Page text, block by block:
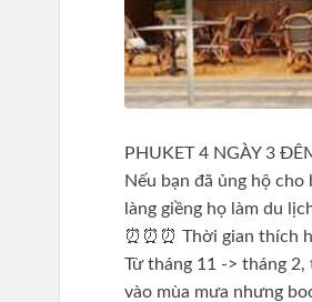
PHUKET 4 NGÀY 3
Nếu bạn đã ủng hộ
làng giềng họ làm du
⏰⏰⏰ Thời gian thích
Từ tháng 11 -> tháng
vào mùa mưa nhưng